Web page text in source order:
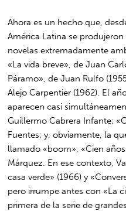
Ahora es un hecho que,
América Latina se
novelas extremadamente
«La vida breve», de Juan
Páramo», de Juan Rulfo
Alejo Carpentier (1962). El
aparecen casi
Guillermo Cabrera Infante;
Fuentes; y, obviamente, la
llamado «boom», «Cien
Márquez. En ese contexto,
casa verde» (1966) y
pero irrumpe antes con «La
primera de la serie de